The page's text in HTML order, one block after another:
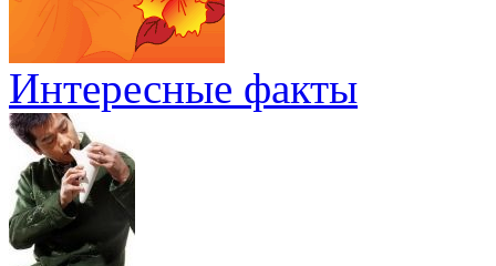
Интересные факты